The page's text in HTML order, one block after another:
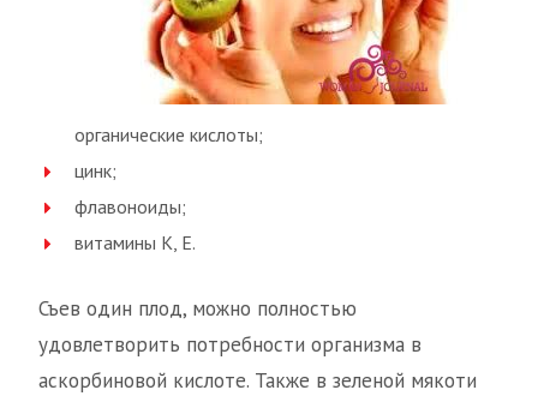
органические кислоты;
цинк;
флавоноиды;
витамины К, Е.
Съев один плод, можно полностью
удовлетворить потребности организма в
аскорбиновой кислоте. Также в зеленой мякоти